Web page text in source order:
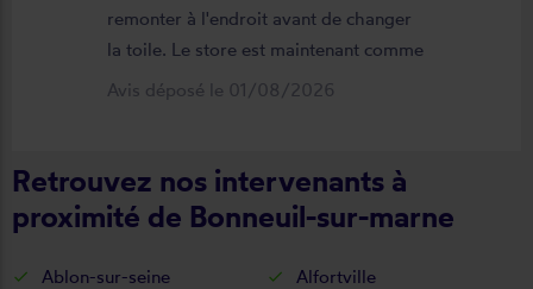
remonter à l'endroit avant de changer
la toile. Le store est maintenant comme
neuf, parfaitement positionné et
Avis déposé le 01/08/2026
Retrouvez nos intervenants à
proximité de Bonneuil-sur-marne
Ablon-sur-seine
Alfortville